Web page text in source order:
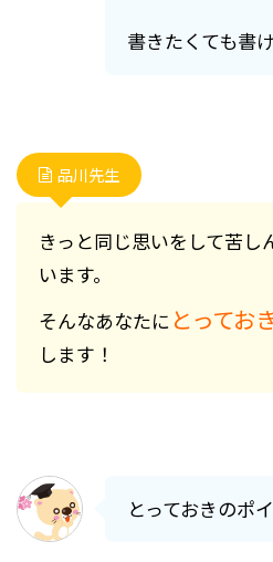
書きたくても書
品川先生
きっと同じ思いをして苦し
います。
そんなあなたに とってお
します！
とっておきのポ